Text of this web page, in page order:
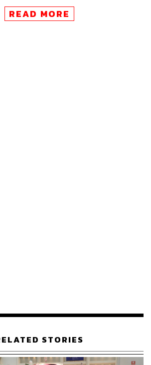
บังคับของ UNCLOS คืออะไร?
บเป็นกระบวนการภายใต้ UNCLOS
READ MORE
STORIES